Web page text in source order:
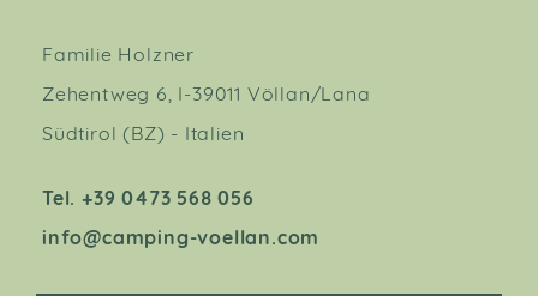
Familie Holzner
Zehentweg 6, I-39011 Völlan/Lana
Südtirol (BZ) - Italien
Tel. +39 0473 568 056
info@camping-voellan.com